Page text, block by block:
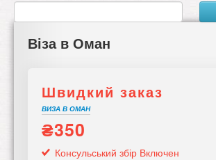
Віза в Оман
Швидкий заказ
ВИЗА В ОМАН
₴350
Консульський збір Включен